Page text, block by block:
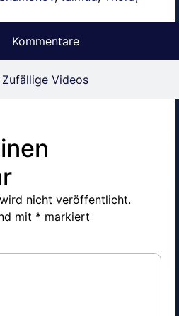
Kommentare
Zufällige Videos
nicht veröffentlicht.
mit * markiert